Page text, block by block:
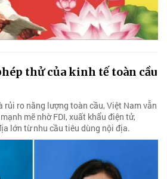
thử của kinh tế toàn cầu
rủi ro năng lượng toàn cầu, Việt Nam vẫn
mẽ nhờ FDI, xuất khẩu điện tử,
lớn từ nhu cầu tiêu dùng nội địa.